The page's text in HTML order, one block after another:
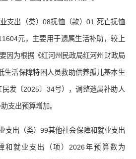
支出（类）08抚恤（款）01 死亡抚恤
元，主要用于遗属生活补助，较上
因为根据《红河州民政局红河州财政局
生活保障特困人员救助供养孤儿基本生
发〔2025〕34号），调整遗属补助人
支出预算增加。
支出（类）99其他社会保障和就业支出
和就业支出（项）2026年预算数为